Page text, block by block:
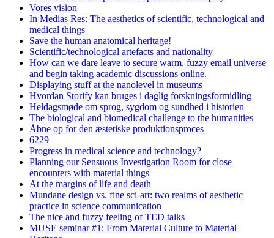
Vores vision
In Medias Res: The aesthetics of scientific, technological and
medical things
Save the human anatomical heritage!
Scientific/technological artefacts and nationality
How can we dare leave to secure warm, fuzzy email universe
and begin taking academic discussions online.
Displaying stuff at the nanolevel in museums
Hvordan Storify kan bruges i daglig forskningsformidling
Heldagsmøde om sprog, sygdom og sundhed i historien
The biological and biomedical challenge to the humanities
Åbne op for den æstetiske produktionsproces
6229
Progress in medical science and technology?
Planning our Sensuous Investigation Room for close
encounters with material things
At the margins of life and death
Mundane design vs. fine sci-art: two realms of aesthetic
practice in science communication
The nice and fuzzy feeling of TED talks
MUSE seminar #1: From Material Culture to Material